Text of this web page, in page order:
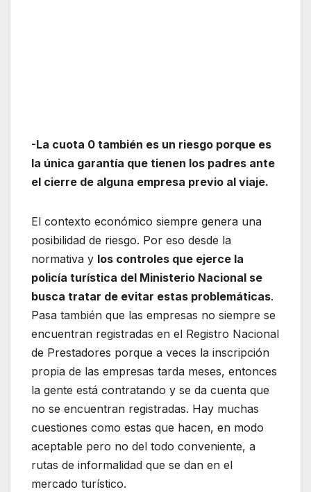
-La cuota 0 también es un riesgo porque es
la única garantía que tienen los padres ante
el cierre de alguna empresa previo al viaje.
El contexto económico siempre genera una
posibilidad de riesgo. Por eso desde la
normativa y los controles que ejerce la
policía turística del Ministerio Nacional se
busca tratar de evitar estas problemáticas.
Pasa también que las empresas no siempre se
encuentran registradas en el Registro Nacional
de Prestadores porque a veces la inscripción
propia de las empresas tarda meses, entonces
la gente está contratando y se da cuenta que
no se encuentran registradas. Hay muchas
cuestiones como estas que hacen, en modo
aceptable pero no del todo conveniente, a
rutas de informalidad que se dan en el
mercado turístico.